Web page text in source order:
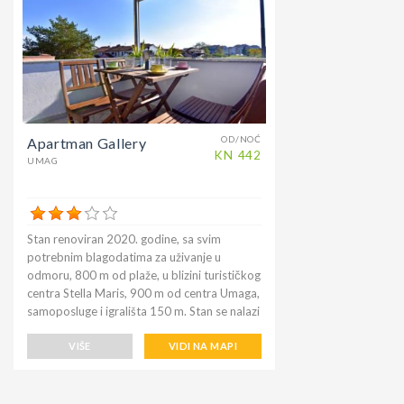
satelitskim programima. Blizina pješčane
plaže s mogućnošću iznajmljivanja ležaljki i
suncobrana za obitelji s djecom ili za parove
obližnja, lijepa i dobro opremljena plaža sa
šljunkom i mirno područje čine lokaciju
apartmana idealnom za obitelji s djecom ili
za oni koji vole spokoj.
OD/NOĆ
KN 442
Apartman Gallery
UMAG
Stan renoviran 2020. godine, sa svim
potrebnim blagodatima za uživanje u
odmoru, 800 m od plaže, u blizini turističkog
centra Stella Maris, 900 m od centra Umaga,
samoposluge i igrališta 150 m. Stan se nalazi
kompleksa) u stambenom dijelu, dakle vrlo
VIŠE VIDI NA MAPI